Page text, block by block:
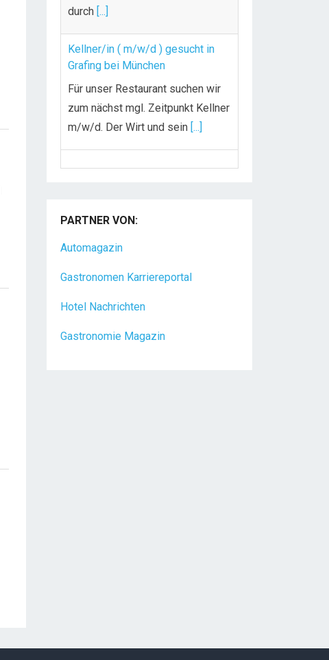
durch [...]
Kellner/in ( m/w/d ) gesucht in
Grafing bei München
Für unser Restaurant suchen wir
zum nächst mgl. Zeitpunkt Kellner
m/w/d. Der Wirt und sein [...]
Chef de Rang (m/w/d) gesucht –
Urlaubsfeeling Chef de Rang
(m/w/d) Du bist Gastgeber aus